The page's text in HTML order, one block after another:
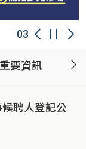
─ 03 上一則
切換
下
重要資訊
聘人登記公